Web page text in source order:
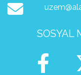
SOSYAL